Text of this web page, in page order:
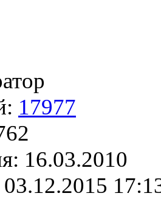
17977
16.03.2010
03.12.2015